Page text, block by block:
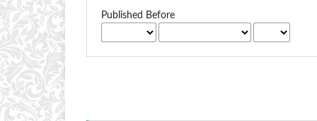
Published Before